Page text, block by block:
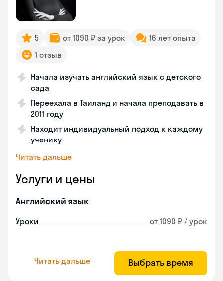
5 от 1090 ₽ за урок
16 лет опыта
1 отзыв
Начала изучать английский язык с детского
сада
Переехала в Таиланд и начала преподавать в
2011 году
Находит индивидуальный подход к каждому
ученику
Читать дальше
Услуги и цены
Английский язык
Уроки от 1090 ₽ / урок
Читать дальше Выбрать время